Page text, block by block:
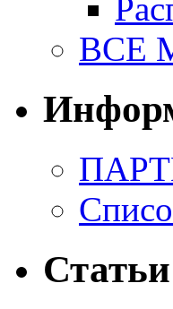
ВСЕ
Статьи